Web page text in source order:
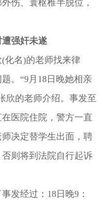
伤、寰枢椎半脱位，
强奸未遂
名)的老师找来律
。“9月18日晚她相亲
欣的老师介绍。事发至
医院住院，警方一直
决定替学生出面，聘
则将到法院自行起诉
经过：18日晚9：